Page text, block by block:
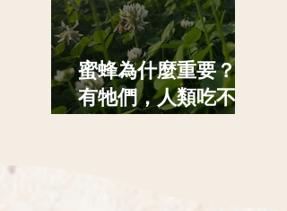
蜜蜂為什麼重要？沒
有牠們，人類吃不到